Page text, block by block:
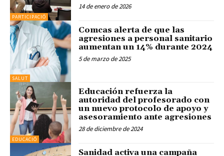
PARTICIPACIÓ
14 de enero de 2026
SALUT
Comcas alerta de que las
agresiones a personal sanitario
aumentan un 14% durante 2024
5 de marzo de 2025
EDUCACIÓ
Educación refuerza la
autoridad del profesorado con
un nuevo protocolo de apoyo y
asesoramiento ante agresiones
28 de diciembre de 2024
Sanidad activa una campaña